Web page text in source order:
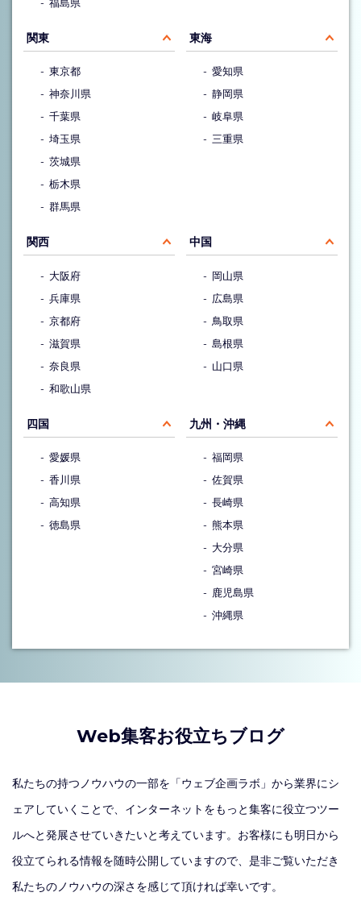
福島県
関東
東京都
神奈川県
千葉県
埼玉県
茨城県
栃木県
群馬県
東海
愛知県
静岡県
岐阜県
三重県
関西
大阪府
兵庫県
京都府
滋賀県
奈良県
和歌山県
中国
岡山県
広島県
鳥取県
島根県
山口県
四国
愛媛県
香川県
高知県
徳島県
九州・沖縄
福岡県
佐賀県
長崎県
熊本県
大分県
宮崎県
鹿児島県
沖縄県
Web集客お役立ちブログ
私たちの持つノウハウの一部を「ウェブ企画ラボ」から業界にシ
ェアしていくことで、インターネットをもっと集客に役立つツー
ルへと発展させていきたいと考えています。お客様にも明日から
役立てられる情報を随時公開していますので、是非ご覧いただき
私たちのノウハウの深さを感じて頂ければ幸いです。